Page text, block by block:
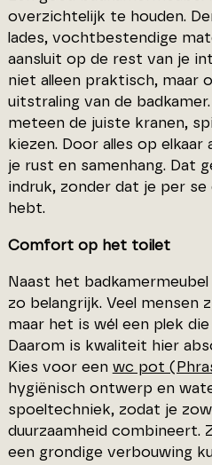
overzichtelijk te houden.
lades, vochtbestendige
aansluit op de rest van je
niet alleen praktisch, maar
uitstraling van de
meteen de juiste kranen,
kiezen. Door alles op
je rust en samenhang. Dat
indruk, zonder dat je per
hebt.
Comfort op het toilet
Naast het
zo belangrijk. Veel mensen
maar het is wél een plek
Daarom is kwaliteit hier
Kies voor een wc pot
hygiënisch ontwerp en
spoeltechniek, zodat je
duurzaamheid combineert.
een grondige verbouwing